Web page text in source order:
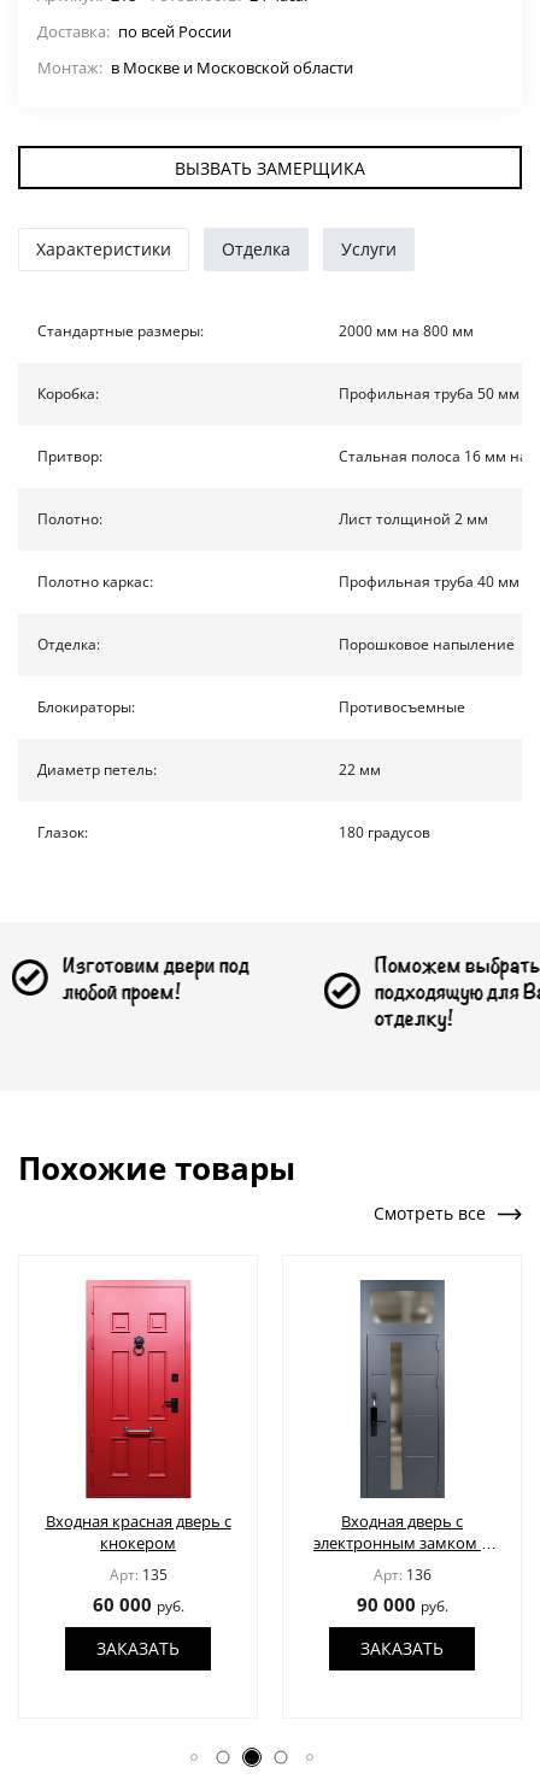
ДВЕРИ ПО ОСОБЕННОСТЯМ
ДВЕРИ С ТЕРМОРАЗРЫВОМ
info@1990.ru
Доставка: по всей России
Монтаж: в Москве и Московской области
ВЫЗВАТЬ ЗАМЕРЩИКА
Характеристики Отделка Услуги
Стандартные размеры: 2000 мм на 800 мм
Коробка: Профильная труба 50 мм
Притвор: Стальная полоса 16 мм на
Полотно: Лист толщиной 2 мм
Полотно каркас: Профильная труба 40 мм
Отделка: Порошковое напыление
Блокираторы: Противосъемные
Диаметр петель: 22 мм
Глазок: 180 градусов
двери под
проем!
Поможем выбрать
подходящую для Вас
отделку!
Похожие товары
Смотреть все
Входная красная дверь с
кнокером
Арт: 135
60 000 руб.
ЗАКАЗАТЬ
Входная дверь с
электронным замком и
Арт: 136
90 000 руб.
ЗАКАЗАТЬ